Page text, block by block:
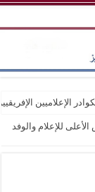
الإعلاميين
للإعلام والوفد